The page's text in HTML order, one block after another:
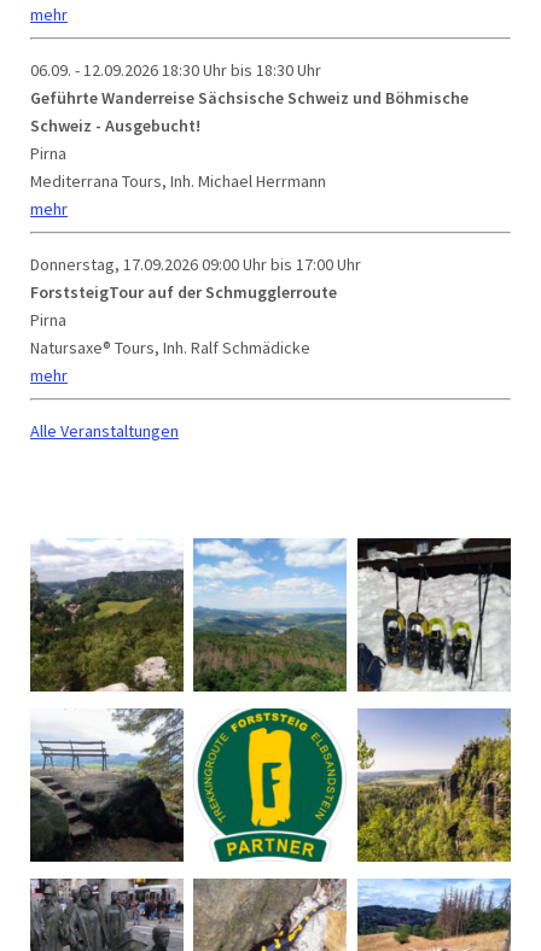
mehr
06.09. - 12.09.202618:30 Uhr bis 18:30 Uhr
Geführte Wanderreise Sächsische Schweiz und Böhmische
Schweiz - Ausgebucht!
Pirna
Mediterrana Tours, Inh. Michael Herrmann
mehr
Donnerstag, 17.09.202609:00 Uhr bis 17:00 Uhr
ForststeigTour auf der Schmugglerroute
Pirna
Natursaxe® Tours, Inh. Ralf Schmädicke
mehr
Alle Veranstaltungen